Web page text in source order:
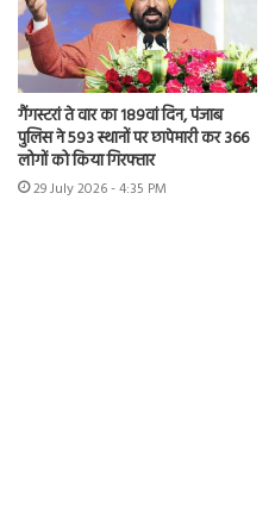
गैंगस्टरां ते वार का 189वां दिन, पंजाब
पुलिस ने 593 स्थानों पर छापेमारी कर 366
लोगों को किया गिरफ्तार
29 July 2026 - 4:35 PM